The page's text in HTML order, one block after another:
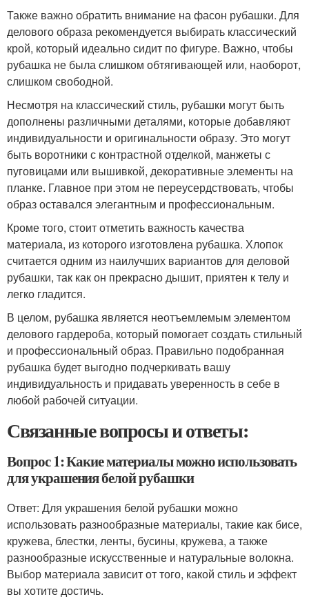
Также важно обратить внимание на фасон рубашки. Для
делового образа рекомендуется выбирать классический
крой, который идеально сидит по фигуре. Важно, чтобы
рубашка не была слишком обтягивающей или, наоборот,
слишком свободной.
Несмотря на классический стиль, рубашки могут быть
дополнены различными деталями, которые добавляют
индивидуальности и оригинальности образу. Это могут
быть воротники с контрастной отделкой, манжеты с
пуговицами или вышивкой, декоративные элементы на
планке. Главное при этом не переусердствовать, чтобы
образ оставался элегантным и профессиональным.
Кроме того, стоит отметить важность качества
материала, из которого изготовлена рубашка. Хлопок
считается одним из наилучших вариантов для деловой
рубашки, так как он прекрасно дышит, приятен к телу и
легко гладится.
В целом, рубашка является неотъемлемым элементом
делового гардероба, который помогает создать стильный
и профессиональный образ. Правильно подобранная
рубашка будет выгодно подчеркивать вашу
индивидуальность и придавать уверенность в себе в
любой рабочей ситуации.
Связанные вопросы и ответы:
Вопрос 1: Какие материалы можно использовать
для украшения белой рубашки
Ответ: Для украшения белой рубашки можно
использовать разнообразные материалы, такие как бисе,
кружева, блестки, ленты, бусины, кружева, а также
разнообразные искусственные и натуральные волокна.
Выбор материала зависит от того, какой стиль и эффект
вы хотите достичь.